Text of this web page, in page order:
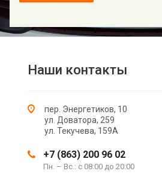
Наши контакты
пер. Энергетиков, 10
ул. Доватора, 259
ул. Текучева, 159А
+7 (863) 200 96 02
Пн. – Вс.: с 08:00 до 20:00